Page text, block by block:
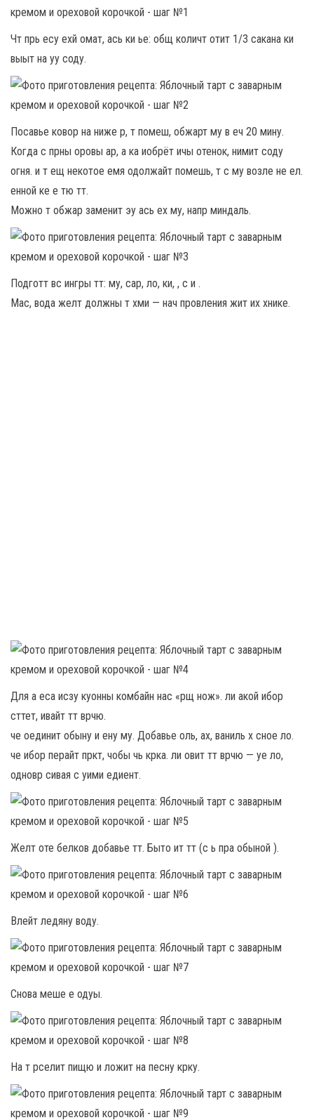
Чт прь есу ехй омат, ась ки ье: общ количт отит 1/3 сакана ки
выыт на уу соду.
Посавье ковор на ниже р, т помеш, обжарт му в еч 20 мину.
Когда с прны оровы ар, а ка иобрёт ичы отенок, нимит соду
огня. и т ещ некотое емя одолжайт помешь, т с му возле не ел.
енной ке е тю тт.
Можно т обжар заменит эу ась ех му, напр миндаль.
Подготт вс ингры тт: му, сар, ло, ки, , с и .
Мас, вода желт должны т хми — нач провления жит их хнике.
Для а еса исзу куонны комбайн нас «рщ нож». ли акой ибор
сттет, ивайт тт врчю.
че оединит обыну и ену му. Добавье оль, ах, ваниль х сное ло.
че ибор перайт пркт, чобы чь крка. ли овит тт врчю — уе ло,
одновр сивая с уими едиент.
Желт оте белков добавье тт. Быто ит тт (с ь пра обыной ).
Влейт ледяну воду.
Снова меше е одуы.
На т рселит пищю и ложит на песну крку.